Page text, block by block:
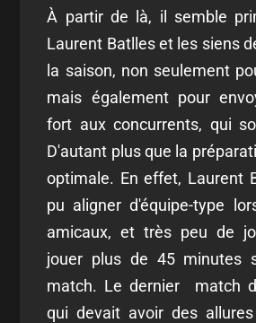
À partir de là, il semble
Laurent Batlles et les siens
la saison, non seulement
mais également pour
fort aux concurrents, qui
D'autant plus que la
optimale. En effet, Laurent
pu aligner d'équipe-type
amicaux, et très peu de
jouer plus de 45 minutes
match. Le dernier match
qui devait avoir des